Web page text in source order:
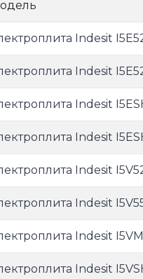
Indesit
Indesit
Indesit
Indesit
Indesit
Indesit
Indesit
Indesit